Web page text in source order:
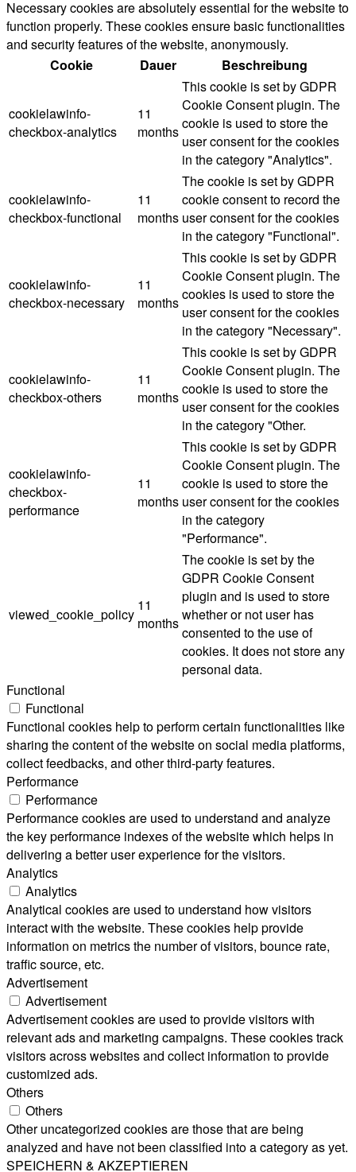
Necessary cookies are absolutely essential for the website to
function properly. These cookies ensure basic functionalities
and security features of the website, anonymously.
Cookie
Dauer Beschreibung
cookielawinfo-
checkbox-analytics
11
months
This cookie is set by GDPR
Cookie Consent plugin. The
cookie is used to store the
user consent for the cookies
in the category "Analytics".
cookielawinfo-
checkbox-functional
11
months
The cookie is set by GDPR
cookie consent to record the
user consent for the cookies
in the category "Functional".
cookielawinfo-
checkbox-necessary
11
months
This cookie is set by GDPR
Cookie Consent plugin. The
cookies is used to store the
user consent for the cookies
in the category "Necessary".
cookielawinfo-
checkbox-others
11
months
This cookie is set by GDPR
Cookie Consent plugin. The
cookie is used to store the
user consent for the cookies
in the category "Other.
cookielawinfo-
checkbox-
performance
11
months
This cookie is set by GDPR
Cookie Consent plugin. The
cookie is used to store the
user consent for the cookies
in the category
"Performance".
viewed_cookie_policy
11
months
The cookie is set by the
GDPR Cookie Consent
plugin and is used to store
whether or not user has
consented to the use of
cookies. It does not store any
personal data.
Functional
Functional
Functional cookies help to perform certain functionalities like
sharing the content of the website on social media platforms,
collect feedbacks, and other third-party features.
Performance
Performance
Performance cookies are used to understand and analyze
the key performance indexes of the website which helps in
delivering a better user experience for the visitors.
Analytics
Analytics
Analytical cookies are used to understand how visitors
interact with the website. These cookies help provide
information on metrics the number of visitors, bounce rate,
traffic source, etc.
Advertisement
Advertisement
Advertisement cookies are used to provide visitors with
relevant ads and marketing campaigns. These cookies track
visitors across websites and collect information to provide
customized ads.
Others
Others
Other uncategorized cookies are those that are being
analyzed and have not been classified into a category as yet.
SPEICHERN & AKZEPTIEREN